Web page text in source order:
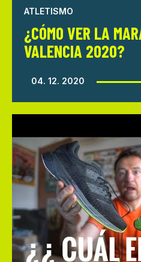
ATLETISMO
¿CÓMO VER LA
VALENCIA 2020?
04. 12. 2020